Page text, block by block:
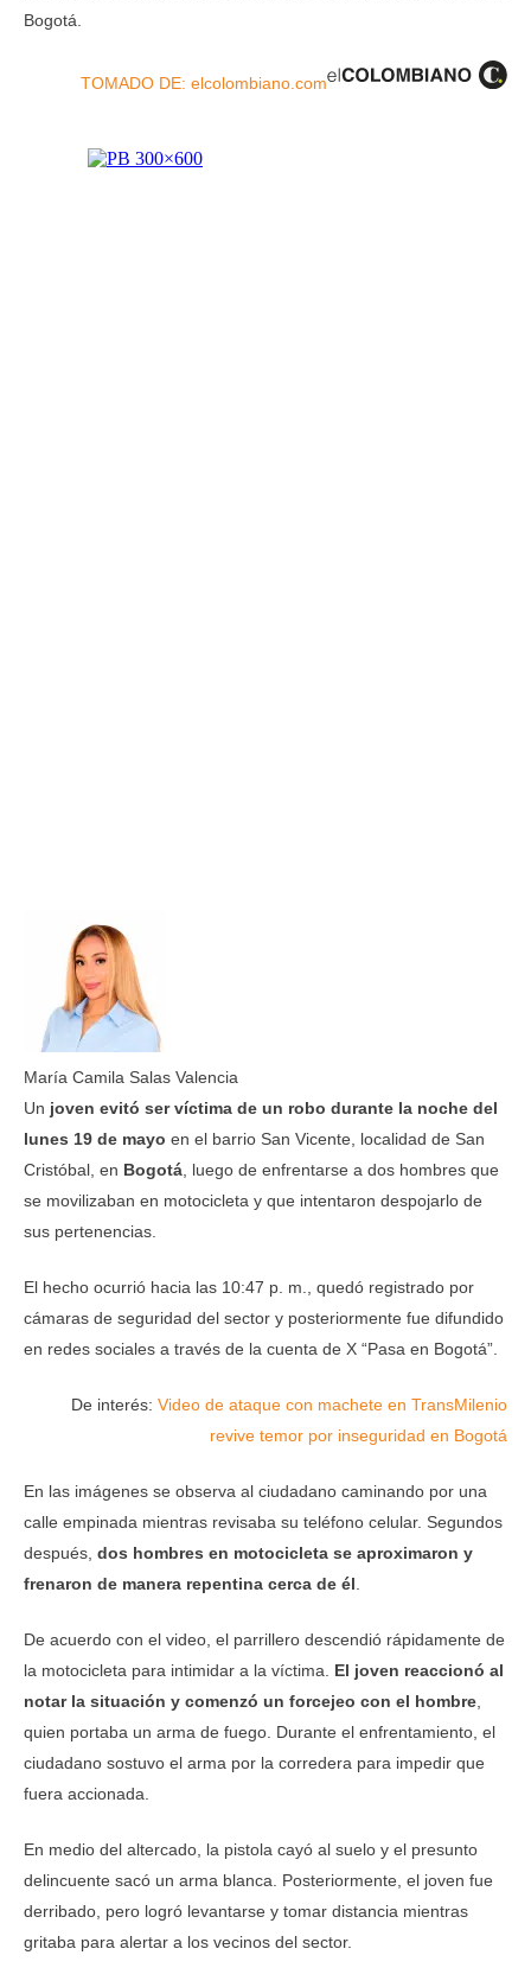
Bogotá.
TOMADO DE: elcolombiano.com
María Camila Salas Valencia
Un joven evitó ser víctima de un robo durante la noche del
lunes 19 de mayo en el barrio San Vicente, localidad de San
Cristóbal, en Bogotá , luego de enfrentarse a dos hombres que
se movilizaban en motocicleta y que intentaron despojarlo de
sus pertenencias.
El hecho ocurrió hacia las 10:47 p. m., quedó registrado por
cámaras de seguridad del sector y posteriormente fue difundido
en redes sociales a través de la cuenta de X “Pasa en Bogotá”.
De interés: Video de ataque con machete en TransMilenio
revive temor por inseguridad en Bogotá
En las imágenes se observa al ciudadano caminando por una
calle empinada mientras revisaba su teléfono celular. Segundos
después, dos hombres en motocicleta se aproximaron y
frenaron de manera repentina cerca de él
De acuerdo con el video, el parrillero descendió rápidamente de
la motocicleta para intimidar a la víctima. El joven reaccionó al
notar la situación y comenzó un forcejeo con el hombre
quien portaba un arma de fuego. Durante el enfrentamiento, el
ciudadano sostuvo el arma por la corredera para impedir que
fuera accionada.
En medio del altercado, la pistola cayó al suelo y el presunto
delincuente sacó un arma blanca. Posteriormente, el joven fue
derribado, pero logró levantarse y tomar distancia mientras
gritaba para alertar a los vecinos del sector.